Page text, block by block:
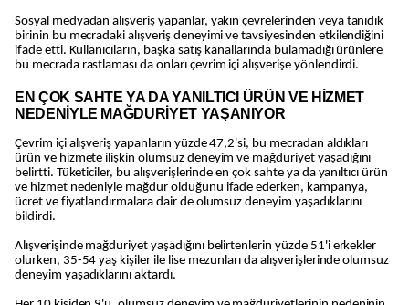
Sosyal medyadan alışveriş yapanlar, yakın çevrelerinden veya tanıdık
birinin bu mecradaki alışveriş deneyimi ve tavsiyesinden etkilendiğini
ifade etti. Kullanıcıların, başka satış kanallarında bulamadığı ürünlere
bu mecrada rastlaması da onları çevrim içi alışverişe yönlendirdi.
EN ÇOK SAHTE YA DA YANILTICI ÜRÜN VE HİZMET
NEDENİYLE MAĞDURİYET YAŞANIYOR
Çevrim içi alışveriş yapanların yüzde 47,2'si, bu mecradan aldıkları
ürün ve hizmete ilişkin olumsuz deneyim ve mağduriyet yaşadığını
belirtti. Tüketiciler, bu alışverişlerinde en çok sahte ya da yanıltıcı ürün
ve hizmet nedeniyle mağdur olduğunu ifade ederken, kampanya,
ücret ve fiyatlandırmalara dair de olumsuz deneyim yaşadıklarını
bildirdi.
Alışverişinde mağduriyet yaşadığını belirtenlerin yüzde 51'i erkekler
olurken, 35-54 yaş kişiler ile lise mezunları da alışverişlerinde olumsuz
deneyim yaşadıklarını aktardı.